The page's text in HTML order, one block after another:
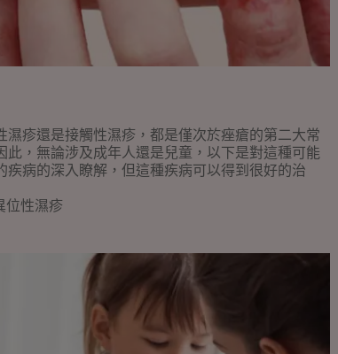
濕疹還是接觸性濕疹，都是僅次於痤瘡的第二大常
此，無論涉及成年人還是兒童，以下是對這種可能
疾病的深入瞭解，但這種疾病可以得到很好的治
位性濕疹